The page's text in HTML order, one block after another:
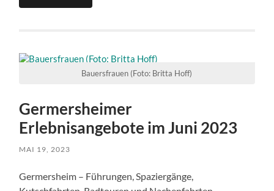
Bauersfrauen (Foto: Britta Hoff)
Germersheimer
Erlebnisangebote im Juni 2023
MAI 19, 2023
Germersheim – Führungen, Spaziergänge,